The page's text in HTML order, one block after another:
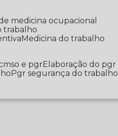
medicina ocupacional
trabalho
Medicina do trabalho
e pgr
Elaboração do pgr
Pgr segurança do trabalho